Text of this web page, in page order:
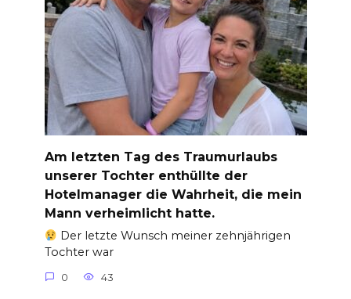
Am letzten Tag des Traumurlaubs
unserer Tochter enthüllte der
Hotelmanager die Wahrheit, die mein
Mann verheimlicht hatte.
Der letzte Wunsch meiner zehnjährigen
Tochter war
0 43